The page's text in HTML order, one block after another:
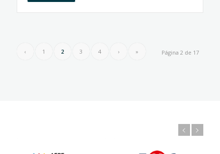
Página 2 de 17
‹ 1 2 3 4 › »